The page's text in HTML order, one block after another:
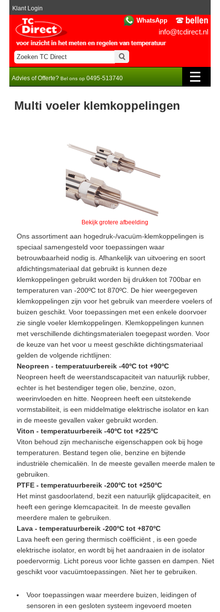
WhatsApp
info@tcdirect.nl
Klant Login
Advies of Offerte? Bel ons op 0495-513740
Multi voeler klemkoppelingen
Bekijk grotere afbeelding
Ons assortiment aan hogedruk-/vacuüm-klemkoppelingen is
speciaal samengesteld voor toepassingen waar
betrouwbaarheid nodig is. Afhankelijk van uitvoering en soort
afdichtingsmateriaal dat gebruikt is kunnen deze
klemkoppelingen gebruikt worden bij drukken tot 700bar en
temperaturen van -200ºC tot 870ºC. De hier weergegeven
klemkoppelingen zijn voor het gebruik van meerdere voelers of
buizen geschikt. Voor toepassingen met een enkele doorvoer
zie single voeler klemkoppelingen. Klemkoppelingen kunnen
met verschillende dichtingsmaterialen toegepast worden. Voor
de keuze van het voor u meest geschikte dichtingsmateriaal
gelden de volgende richtlijnen:
Neopreen - temperatuurbereik -40ºC tot +90ºC
Neopreen heeft de weerstandscapaciteit van natuurlijk rubber,
echter is het bestendiger tegen olie, benzine, ozon,
weerinvloeden en hitte. Neopreen heeft een uitstekende
vormstabiliteit, is een middelmatige elektrische isolator en kan
in de meeste gevallen vaker gebruikt worden.
Viton - temperatuurbereik -40ºC tot +225ºC
Viton behoud zijn mechanische eigenschappen ook bij hoge
temperaturen. Bestand tegen olie, benzine en bijtende
industriële chemicaliën. In de meeste gevallen meerde malen te
gebruiken.
PTFE - temperatuurbereik -200ºC tot +250ºC
Het minst gasdoorlatend, bezit een natuurlijk glijdcapaciteit, en
heeft een geringe klemcapaciteit. In de meeste gevallen
meerdere malen te gebruiken.
Lava - temperatuurbereik -200ºC tot +870ºC
Lava heeft een gering thermisch coëfficiënt , is een goede
elektrische isolator, en wordt bij het aandraaien in de isolator
poedervormig. Licht poreus voor lichte gassen en dampen. Niet
geschikt voor vacuümtoepassingen. Niet her te gebruiken.
Voor toepassingen waar meerdere buizen, leidingen of
sensoren in een gesloten systeem ingevoerd moeten